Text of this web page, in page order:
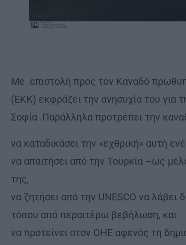
Με επιστολή προς τον Καναδό
(ΕΚΚ) εκφράζει την ανησυχία του για
Σοφία .Παράλληλα προτρέπει την
να καταδικάσει την «εχθρική» αυτή
να απαιτήσει από την Τουρκία –ως
της,
να ζητήσει από την UNESCO να λάβει
τόπου από περαιτέρω βεβήλωση, και
να προτείνει στον ΟΗΕ αφενός τη